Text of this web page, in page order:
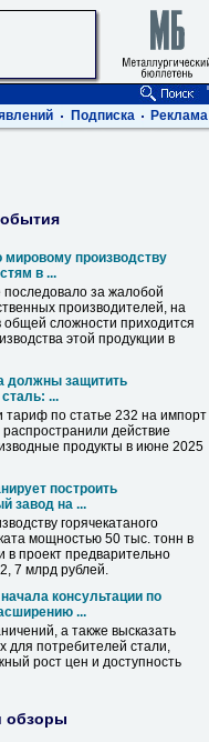
Подписка Реклама
мировому производству
в ...
последовало за жалобой
производителей, на
общей сложности приходится
этой продукции в
должны защитить
...
по статье 232 на импорт
распространили действие
продукты в июне 2025
построить
завод на ...
горячекатаного
мощностью 50 тыс. тонн в
в проект предварительно
7 млрд рублей.
консультации по
...
а также высказать
для потребителей стали,
рост цен и доступность
обзоры